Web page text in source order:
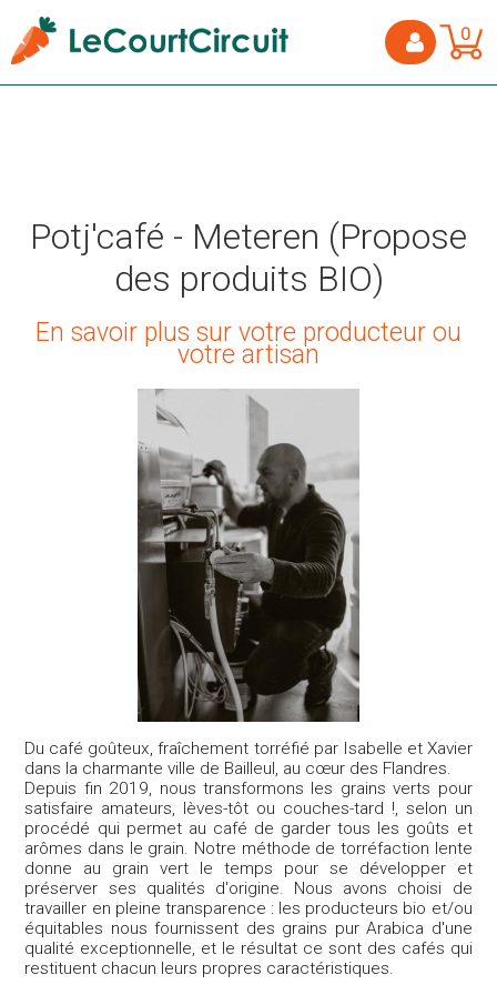
0
Potj'café - Meteren (Propose
des produits BIO)
En savoir plus sur votre producteur ou
votre artisan
Du café goûteux, fraîchement torréfié par Isabelle et Xavier
dans la charmante ville de Bailleul, au cœur des Flandres.
Depuis fin 2019, nous transformons les grains verts pour
satisfaire amateurs, lèves-tôt ou couches-tard !, selon un
procédé qui permet au café de garder tous les goûts et
arômes dans le grain. Notre méthode de torréfaction lente
donne au grain vert le temps pour se développer et
préserver ses qualités d'origine. Nous avons choisi de
travailler en pleine transparence : les producteurs bio et/ou
équitables nous fournissent des grains pur Arabica d'une
qualité exceptionnelle, et le résultat ce sont des cafés qui
restituent chacun leurs propres caractéristiques.